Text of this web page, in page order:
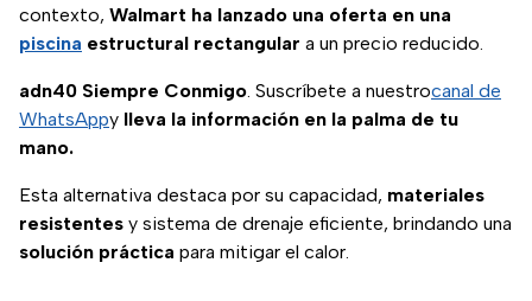
contexto, Walmart ha lanzado una oferta en una
piscina estructural rectangular a un precio reducido.
adn40 Siempre Conmigo. Suscríbete a nuestrocanal de
WhatsAppy lleva la información en la palma de tu
mano.
Esta alternativa destaca por su capacidad, materiales
resistentes y sistema de drenaje eficiente, brindando una
solución práctica para mitigar el calor.